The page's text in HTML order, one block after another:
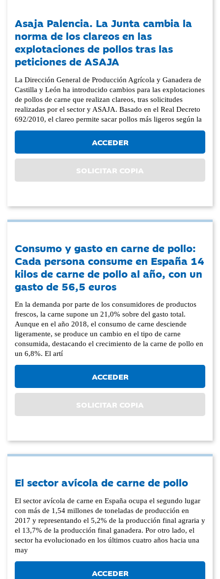
Asaja Palencia. La Junta cambia la
norma de los clareos en las
explotaciones de pollos tras las
peticiones de ASAJA
La Dirección General de Producción Agrícola y Ganadera de
Castilla y León ha introducido cambios para las explotaciones
de pollos de carne que realizan clareos, tras solicitudes
realizadas por el sector y ASAJA. Basado en el Real Decreto
692/2010, el clareo permite sacar pollos más ligeros según la
ACCEDER
SOLICITAR COPIA
Consumo y gasto en carne de pollo:
Cada persona consume en España 14
kilos de carne de pollo al año, con un
gasto de 56,5 euros
En la demanda por parte de los consumidores de productos
frescos, la carne supone un 21,0% sobre del gasto total.
Aunque en el año 2018, el consumo de carne desciende
ligeramente, se produce un cambio en el tipo de carne
consumida, destacando el crecimiento de la carne de pollo en
un 6,8%. El artí
ACCEDER
SOLICITAR COPIA
El sector avícola de carne de pollo
El sector avícola de carne en España ocupa el segundo lugar
con más de 1,54 millones de toneladas de producción en
2017 y representando el 5,2% de la producción final agraria y
el 13,7% de la producción final ganadera. Por otro lado, el
sector ha evolucionado en los últimos cuatro años hacia una
may
ACCEDER